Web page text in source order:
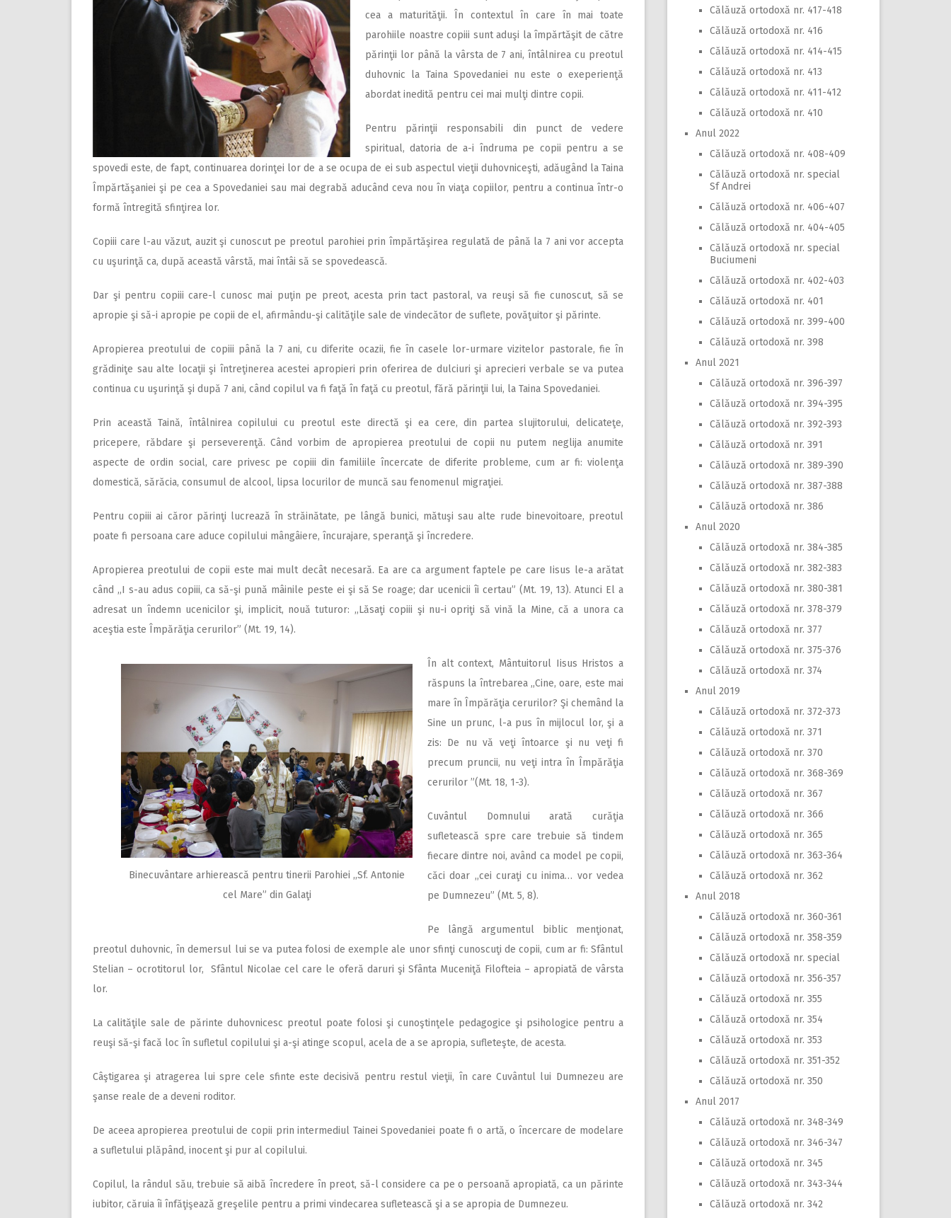
cea a maturităţii. În contextul în care în mai toate
parohiile noastre copiii sunt aduşi la împărtăşit de către
părinţii lor până la vârsta de 7 ani, întâlnirea cu preotul
duhovnic la Taina Spovedaniei nu este o exeperienţă
abordat inedită pentru cei mai mulţi dintre copii.
Pentru părinţii responsabili din punct de vedere
spiritual, datoria de a-i îndruma pe copii pentru a se
spovedi este, de fapt, continuarea dorinţei lor de a se ocupa de ei sub aspectul vieţii duhovniceşti, adăugând la Taina
Împărtăşaniei şi pe cea a Spovedaniei sau mai degrabă aducând ceva nou în viaţa copiilor, pentru a continua într-o
formă întregită sfinţirea lor.
Copiii care l-au văzut, auzit şi cunoscut pe preotul parohiei prin împărtăşirea regulată de până la 7 ani vor accepta
cu uşurinţă ca, după această vârstă, mai întâi să se spovedească.
Dar şi pentru copiii care-l cunosc mai puţin pe preot, acesta prin tact pastoral, va reuşi să fie cunoscut, să se
apropie şi să-i apropie pe copii de el, afirmându-şi calităţile sale de vindecător de suflete, povăţuitor şi părinte.
Apropierea preotului de copiii până la 7 ani, cu diferite ocazii, fie în casele lor-urmare vizitelor pastorale, fie în
grădiniţe sau alte locaţii şi întreţinerea acestei apropieri prin oferirea de dulciuri şi aprecieri verbale se va putea
continua cu uşurinţă şi după 7 ani, când copilul va fi faţă în faţă cu preotul, fără părinţii lui, la Taina Spovedaniei.
Prin această Taină, întâlnirea copilului cu preotul este directă şi ea cere, din partea slujitorului, delicateţe,
pricepere, răbdare şi perseverenţă. Când vorbim de apropierea preotului de copii nu putem neglija anumite
aspecte de ordin social, care privesc pe copiii din familiile încercate de diferite probleme, cum ar fi: violenţa
domestică, sărăcia, consumul de alcool, lipsa locurilor de muncă sau fenomenul migraţiei.
Pentru copiii ai căror părinţi lucrează în străinătate, pe lângă bunici, mătuşi sau alte rude binevoitoare, preotul
poate fi persoana care aduce copilului mângâiere, încurajare, speranţă şi încredere.
Apropierea preotului de copii este mai mult decât necesară. Ea are ca argument faptele pe care Iisus le-a arătat
când ,,I s-au adus copiii, ca să-şi pună mâinile peste ei şi să Se roage; dar ucenicii îi certau” (Mt. 19, 13). Atunci El a
adresat un îndemn ucenicilor şi, implicit, nouă tuturor: ,,Lăsaţi copiii şi nu-i opriţi să vină la Mine, că a unora ca
aceştia este Împărăţia cerurilor” (Mt. 19, 14).
Binecuvântare arhierească pentru tinerii Parohiei ,,Sf. Antonie
cel Mare” din Galaţi
În alt context, Mântuitorul Iisus Hristos a
răspuns la întrebarea ,,Cine, oare, este mai
mare în Împărăţia cerurilor? Şi chemând la
Sine un prunc, l-a pus în mijlocul lor, şi a
zis: De nu vă veţi întoarce şi nu veţi fi
precum pruncii, nu veţi intra în Împărăţia
cerurilor ”(Mt. 18, 1-3).
Cuvântul Domnului arată curăţia
sufletească spre care trebuie să tindem
fiecare dintre noi, având ca model pe copii,
căci doar ,,cei curaţi cu inima… vor vedea
pe Dumnezeu” (Mt. 5, 8).
Pe lângă argumentul biblic menţionat,
preotul duhovnic, în demersul lui se va putea folosi de exemple ale unor sfinţi cunoscuţi de copii, cum ar fi: Sfântul
Stelian – ocrotitorul lor, Sfântul Nicolae cel care le oferă daruri şi Sfânta Muceniţă Filofteia – apropiată de vârsta
lor.
La calităţile sale de părinte duhovnicesc preotul poate folosi şi cunoştinţele pedagogice şi psihologice pentru a
reuşi să-şi facă loc în sufletul copilului şi a-şi atinge scopul, acela de a se apropia, sufleteşte, de acesta.
Câştigarea şi atragerea lui spre cele sfinte este decisivă pentru restul vieţii, în care Cuvântul lui Dumnezeu are
şanse reale de a deveni roditor.
De aceea apropierea preotului de copii prin intermediul Tainei Spovedaniei poate fi o artă, o încercare de modelare
a sufletului plăpând, inocent şi pur al copilului.
Copilul, la rândul său, trebuie să aibă încredere în preot, să-l considere ca pe o persoană apropiată, ca un părinte
iubitor, căruia îi înfăţişează greşelile pentru a primi vindecarea sufletească şi a se apropia de Dumnezeu.
Călăuză ortodoxă nr. 417-418
Călăuză ortodoxă nr. 416
Călăuză ortodoxă nr. 414-415
Călăuză ortodoxă nr. 413
Călăuză ortodoxă nr. 411-412
Călăuză ortodoxă nr. 410
Anul 2022
Călăuză ortodoxă nr. 408-409
Călăuză ortodoxă nr. special
Sf Andrei
Călăuză ortodoxă nr. 406-407
Călăuză ortodoxă nr. 404-405
Călăuză ortodoxă nr. special
Buciumeni
Călăuză ortodoxă nr. 402-403
Călăuză ortodoxă nr. 401
Călăuză ortodoxă nr. 399-400
Călăuză ortodoxă nr. 398
Anul 2021
Călăuză ortodoxă nr. 396-397
Călăuză ortodoxă nr. 394-395
Călăuză ortodoxă nr. 392-393
Călăuză ortodoxă nr. 391
Călăuză ortodoxă nr. 389-390
Călăuză ortodoxă nr. 387-388
Călăuză ortodoxă nr. 386
Anul 2020
Călăuză ortodoxă nr. 384-385
Călăuză ortodoxă nr. 382-383
Călăuză ortodoxă nr. 380-381
Călăuză ortodoxă nr. 378-379
Călăuză ortodoxă nr. 377
Călăuză ortodoxă nr. 375-376
Călăuză ortodoxă nr. 374
Anul 2019
Călăuză ortodoxă nr. 372-373
Călăuză ortodoxă nr. 371
Călăuză ortodoxă nr. 370
Călăuză ortodoxă nr. 368-369
Călăuză ortodoxă nr. 367
Călăuză ortodoxă nr. 366
Călăuză ortodoxă nr. 365
Călăuză ortodoxă nr. 363-364
Călăuză ortodoxă nr. 362
Anul 2018
Călăuză ortodoxă nr. 360-361
Călăuză ortodoxă nr. 358-359
Călăuză ortodoxă nr. special
Călăuză ortodoxă nr. 356-357
Călăuză ortodoxă nr. 355
Călăuză ortodoxă nr. 354
Călăuză ortodoxă nr. 353
Călăuză ortodoxă nr. 351-352
Călăuză ortodoxă nr. 350
Anul 2017
Călăuză ortodoxă nr. 348-349
Călăuză ortodoxă nr. 346-347
Călăuză ortodoxă nr. 345
Călăuză ortodoxă nr. 343-344
Călăuză ortodoxă nr. 342